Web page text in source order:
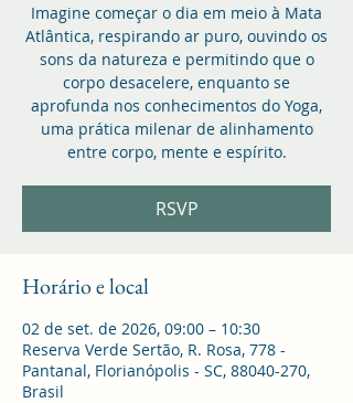
Imagine começar o dia em meio à Mata
Atlântica, respirando ar puro, ouvindo os
sons da natureza e permitindo que o
corpo desacelere, enquanto se
aprofunda nos conhecimentos do Yoga,
uma prática milenar de alinhamento
entre corpo, mente e espírito.
RSVP
Horário e local
02 de set. de 2026, 09:00 – 10:30
Reserva Verde Sertão, R. Rosa, 778 -
Pantanal, Florianópolis - SC, 88040-270,
Brasil